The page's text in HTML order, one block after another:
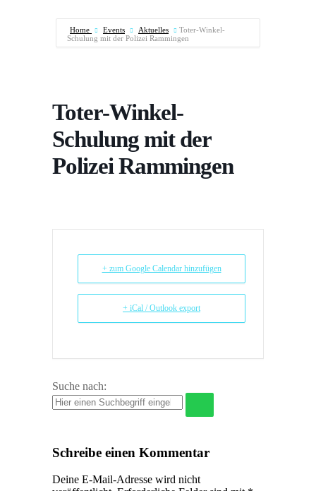
Home Events Aktuelles
Toter-Winkel-
Schulung mit der Polizei Rammingen
Toter-Winkel-
Schulung mit der
Polizei Rammingen
+ zum Google Calendar hinzufügen
+ iCal / Outlook export
Suche nach:
Schreibe einen Kommentar
Deine E-Mail-Adresse wird nicht